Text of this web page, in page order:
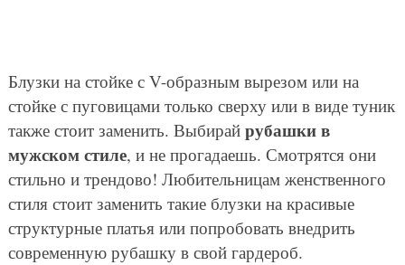
Блузки на стойке с V-образным вырезом или на
стойке с пуговицами только сверху или в виде туник
также стоит заменить. Выбирай рубашки в
мужском стиле, и не прогадаешь. Смотрятся они
стильно и трендово! Любительницам женственного
стиля стоит заменить такие блузки на красивые
структурные платья или попробовать внедрить
современную рубашку в свой гардероб.